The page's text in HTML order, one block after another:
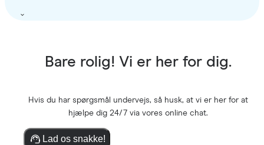
Bare rolig! Vi er her for dig.
Hvis du har spørgsmål undervejs, så husk, at vi er her for at
hjælpe dig 24/7 via vores online chat.
Lad os snakke!